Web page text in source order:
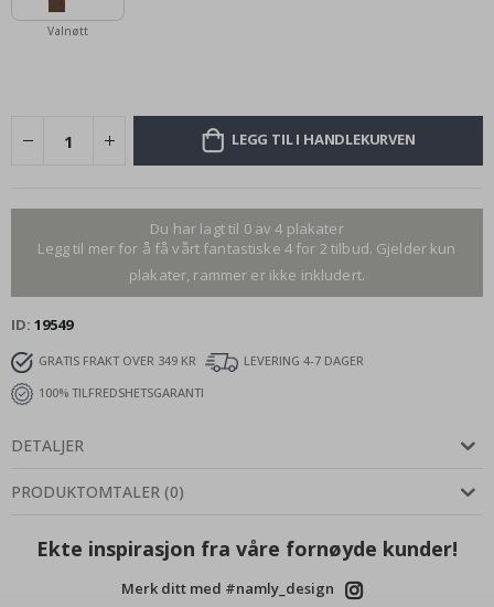
Valnøtt
LEGG TIL I HANDLEKURVEN
Du har lagt til 0 av 4 plakater
Legg til mer for å få vårt fantastiske 4 for 2 tilbud. Gjelder kun
plakater, rammer er ikke inkludert.
ID 19549
GRATIS FRAKT OVER 349 KR
LEVERING 4-7 DAGER
100% TILFREDSHETSGARANTI
DETALJER
PRODUKTOMTALER (0)
Ekte inspirasjon fra våre fornøyde kunder!
Merk ditt med #namly_design